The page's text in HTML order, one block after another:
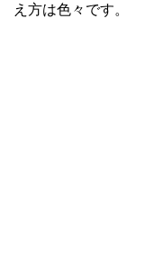
え方は色々です。